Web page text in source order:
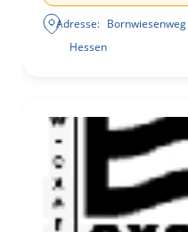
Adresse:
Hessen